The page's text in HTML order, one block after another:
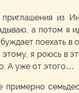
из
а потом я
поехать в
я роюсь в
А уже от этого…